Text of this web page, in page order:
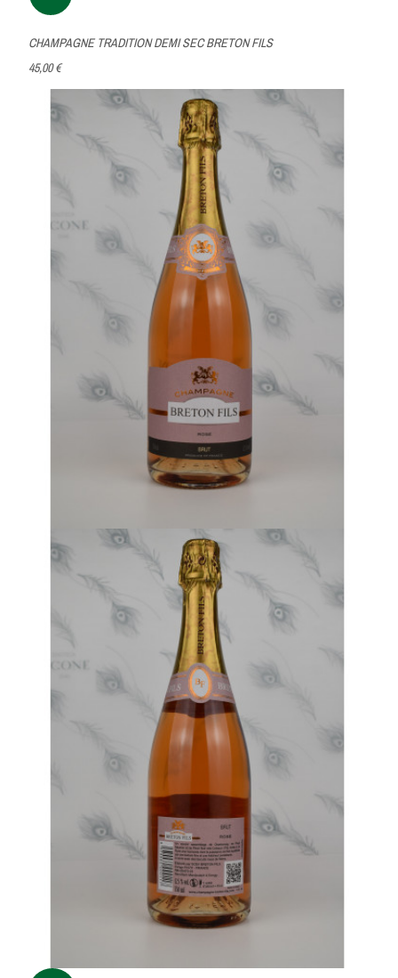
CHAMPAGNE TRADITION DEMI SEC BRETON FILS
45,00 €